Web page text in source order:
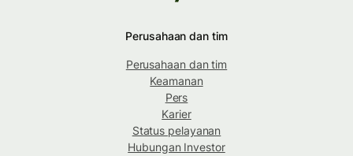
Perusahaan dan tim
Perusahaan dan tim
Keamanan
Pers
Karier
Status pelayanan
Hubungan Investor